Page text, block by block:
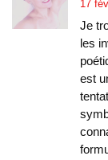
17
Je
les
est